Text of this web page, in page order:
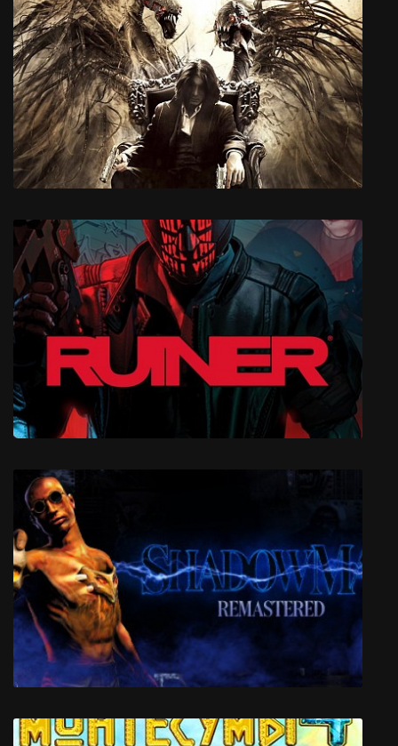
Big Bash Boom
The Darkness 2
Ruiner